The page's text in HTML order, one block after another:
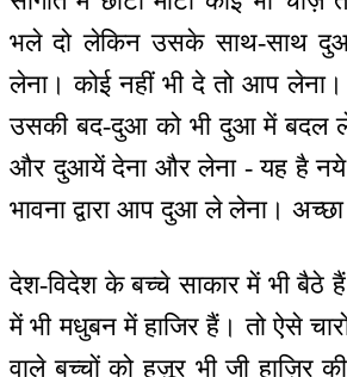
भले दो लेकिन उसके साथ-साथ
लेना। कोई नहीं भी दे तो आप
उसकी बद-दुआ को भी दुआ में बदल
और दुआयें देना और लेना - यह है नये
भावना द्वारा आप दुआ ले लेना।
देश-विदेश के बच्चे साकार में भी बैठे
में भी मधुबन में हाजिर हैं। तो ऐसे
वाले बच्चों को हज़ूर भी जी हाज़िर